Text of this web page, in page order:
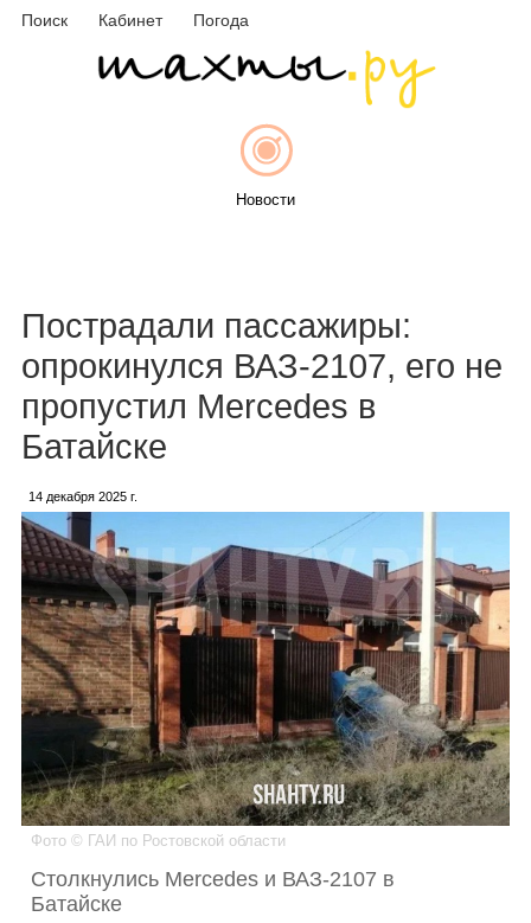
Поиск Кабинет Погода
Новости
Инфо
Гороскоп
Карты
Пострадали пассажиры:
опрокинулся ВАЗ-2107, его не
пропустил Mercedes в
Батайске
14 декабря 2025 г.
Фото © ГАИ по Ростовской области
Столкнулись Mercedes и ВАЗ-2107 в
Батайске